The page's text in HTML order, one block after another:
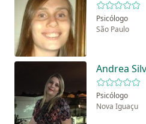
Psicólogo
São Paulo
Andrea
Psicólogo
Nova Iguaçu